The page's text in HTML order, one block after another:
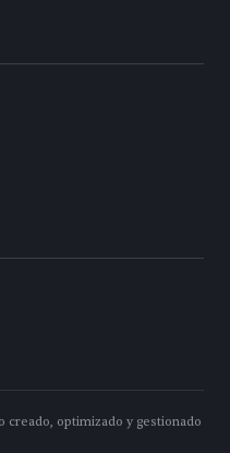
creado, optimizado y gestionado